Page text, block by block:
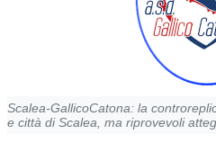
Scalea-GallicoCatona: la
e città di Scalea, ma riprovevoli